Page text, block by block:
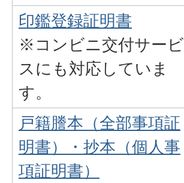
印鑑登録証明書
※コンビニ交付サービ
スにも対応していま
す。
戸籍謄本（全部事項証
明書）・抄本（個人事
項証明書）